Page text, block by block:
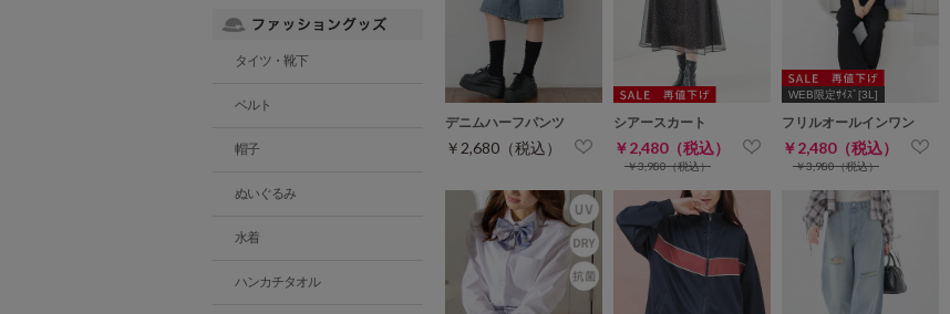
デニムハーフパンツ
￥2,680（税込）
シアースカート
￥2,480（税込）
￥3,980（税込）
WEB限定ｻｲｽﾞ[3L]
フリルオールインワン
￥2,480（税込）
￥3,980（税込）
タイツ・靴下
ベルト
帽子
ぬいぐるみ
水着
ハンカチタオル